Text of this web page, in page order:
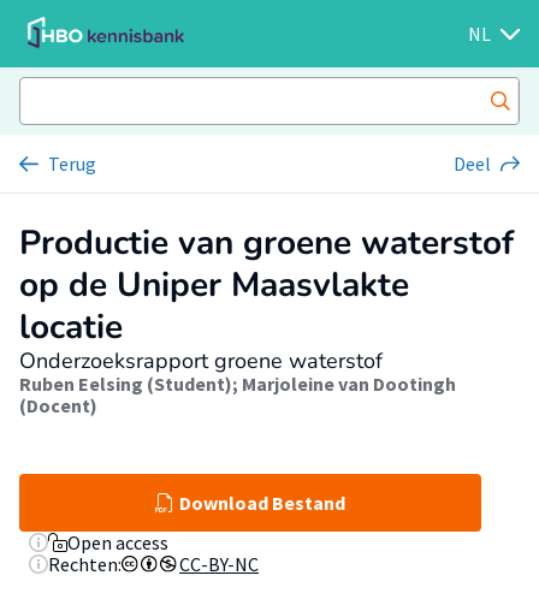
NL
Terug Deel
Productie van groene waterstof
op de Uniper Maasvlakte
locatie
Onderzoeksrapport groene waterstof
Ruben Eelsing (Student); Marjoleine van Dootingh
(Docent)
Download Bestand
Open access
Rechten:
CC-BY-NC